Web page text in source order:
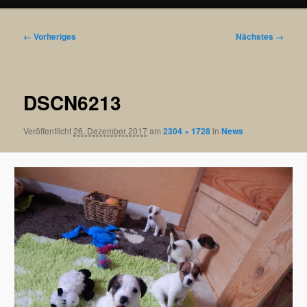
Bilder-
← Vorheriges Nächstes →
DSCN6213
Veröffentlicht26. Dezember 2017am2304 × 1728inNews